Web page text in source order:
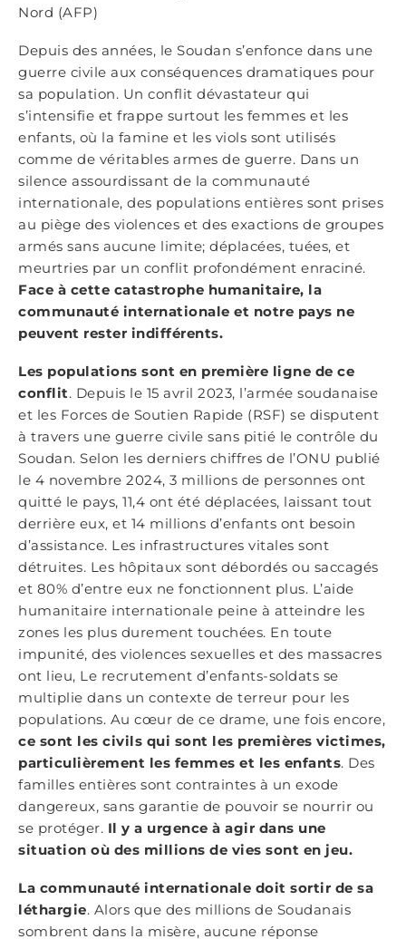
Nord (AFP)
Depuis des années, le Soudan s’enfonce dans une
guerre civile aux conséquences dramatiques pour
sa population. Un conflit dévastateur qui
s’intensifie et frappe surtout les femmes et les
enfants, où la famine et les viols sont utilisés
comme de véritables armes de guerre. Dans un
silence assourdissant de la communauté
internationale, des populations entières sont prises
au piège des violences et des exactions de groupes
armés sans aucune limite; déplacées, tuées, et
meurtries par un conflit profondément enraciné.
Face à cette catastrophe humanitaire, la
communauté internationale et notre pays ne
peuvent rester indifférents.
Les populations sont en première ligne de ce
conflit. Depuis le 15 avril 2023, l’armée soudanaise
et les Forces de Soutien Rapide (RSF) se disputent
à travers une guerre civile sans pitié le contrôle du
Soudan. Selon les derniers chiffres de l’ONU publié
le 4 novembre 2024, 3 millions de personnes ont
quitté le pays, 11,4 ont été déplacées, laissant tout
derrière eux, et 14 millions d’enfants ont besoin
d’assistance. Les infrastructures vitales sont
détruites. Les hôpitaux sont débordés ou saccagés
et 80% d’entre eux ne fonctionnent plus. L’aide
humanitaire internationale peine à atteindre les
zones les plus durement touchées. En toute
impunité, des violences sexuelles et des massacres
ont lieu, Le recrutement d’enfants-soldats se
multiplie dans un contexte de terreur pour les
populations. Au cœur de ce drame, une fois encore,
ce sont les civils qui sont les premières victimes,
particulièrement les femmes et les enfants. Des
familles entières sont contraintes à un exode
dangereux, sans garantie de pouvoir se nourrir ou
se protéger. Il y a urgence à agir dans une
situation où des millions de vies sont en jeu.
La communauté internationale doit sortir de sa
léthargie. Alors que des millions de Soudanais
sombrent dans la misère, aucune réponse